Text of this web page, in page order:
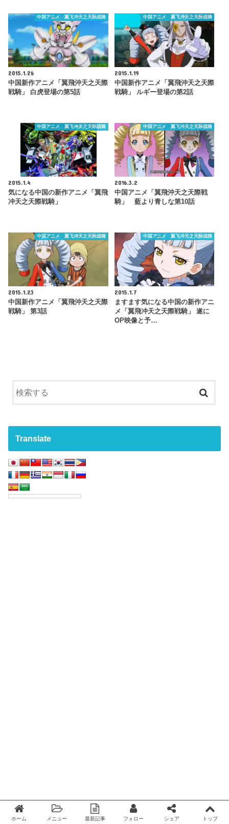
中国アニメ 翼飞冲天之天际战骑
2015.1.26
中国新作アニメ「翼飛沖天之天際
戦騎」 白虎登場の第5話
中国アニメ 翼飞冲天之天际战骑
2015.1.19
中国新作アニメ「翼飛沖天之天際
戦騎」 ルギー登場の第2話
中国アニメ 翼飞冲天之天际战骑
2015.1.4
気になる中国の新作アニメ「翼飛
冲天之天際戦騎」
中国アニメ 翼飞冲天之天际战骑
2016.3.2
中国アニメ「翼飛沖天之天際戦
騎」 藍より青しな第10話
中国アニメ 翼飞冲天之天际战骑
2015.1.23
中国新作アニメ「翼飛沖天之天際
戦騎」 第3話
中国アニメ 翼飞冲天之天际战骑
2015.1.7
ますます気になる中国の新作アニ
メ「翼飛冲天之天際戦騎」 遂に
OP映像と予…
Translate
ホーム メニュー 最新記事 フォロー シェア トップ
Twitter facebook